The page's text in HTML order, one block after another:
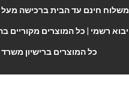
משלוח חינם עד הבית ברכישה מעל 400 ש”ח
יבוא רשמי | כל המוצרים מקוריים
כל המוצרים ברישיון